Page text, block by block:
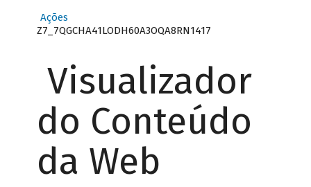
Ações
Z7_7QGCHA41LODH60A3OQA8RN1417
Visualizador
do Conteúdo
da Web